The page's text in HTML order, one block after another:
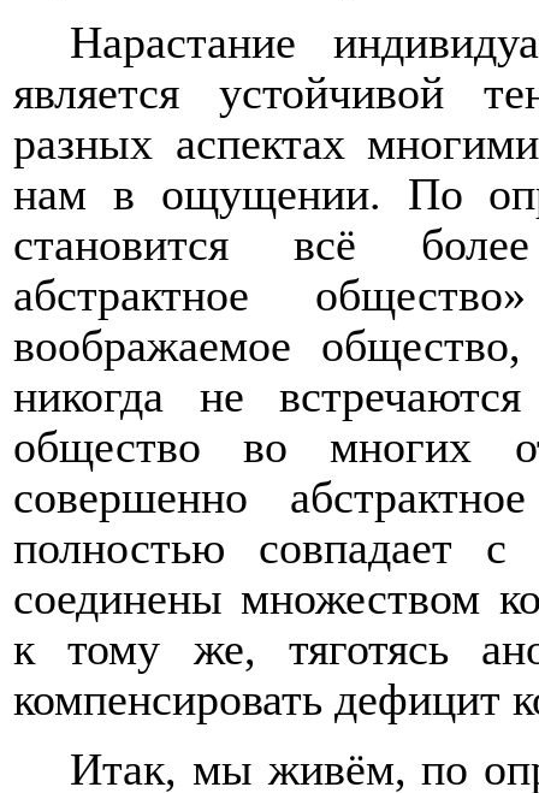
Нарастание
является устойчивой
разных аспектах
нам в ощущении. По
становится всё
абстрактное
воображаемое
никогда не
общество во многих
совершенно
полностью совпадает
соединены множеством
к тому же, тяготясь
компенсировать дефицит
Итак, мы живём, по